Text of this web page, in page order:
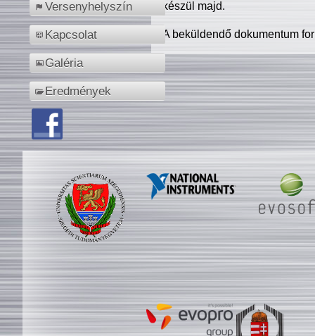
Versenyhelyszín
Kapcsolat
Galéria
Eredmények
készül majd.
A beküldendő dokumentum